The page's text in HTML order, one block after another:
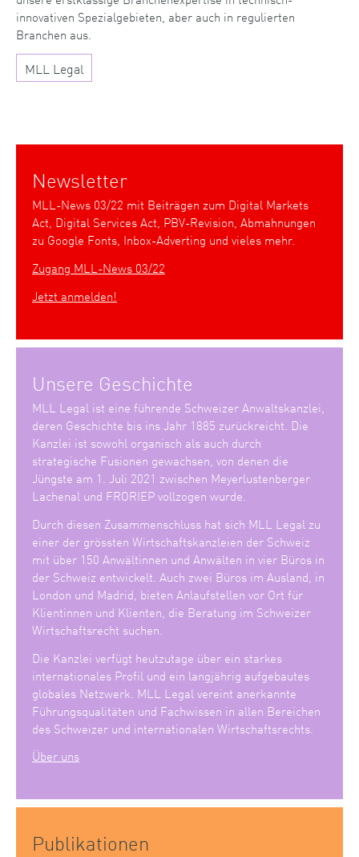
innovativen Spezialgebieten, aber auch in regulierten
Branchen aus.
MLL Legal
Newsletter
MLL-News 03/22 mit Beiträgen zum Digital Markets
Act, Digital Services Act, PBV-Revision, Abmahnungen
zu Google Fonts, Inbox-Adverting und vieles mehr.
Zugang MLL-News 03/22
Jetzt anmelden!
Unsere Geschichte
MLL Legal ist eine führende Schweizer Anwaltskanzlei,
deren Geschichte bis ins Jahr 1885 zurückreicht. Die
Kanzlei ist sowohl organisch als auch durch
strategische Fusionen gewachsen, von denen die
Jüngste am 1. Juli 2021 zwischen Meyerlustenberger
Lachenal und FRORIEP vollzogen wurde.
Durch diesen Zusammenschluss hat sich MLL Legal zu
einer der grössten Wirtschaftskanzleien der Schweiz
mit über 150 Anwältinnen und Anwälten in vier Büros in
der Schweiz entwickelt. Auch zwei Büros im Ausland, in
London und Madrid, bieten Anlaufstellen vor Ort für
Klientinnen und Klienten, die Beratung im Schweizer
Wirtschaftsrecht suchen.
Die Kanzlei verfügt heutzutage über ein starkes
internationales Profil und ein langjährig aufgebautes
globales Netzwerk. MLL Legal vereint anerkannte
Führungsqualitäten und Fachwissen in allen Bereichen
des Schweizer und internationalen Wirtschaftsrechts.
Über uns
Publikationen